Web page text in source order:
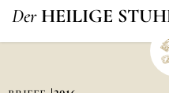
Der HEILIGE